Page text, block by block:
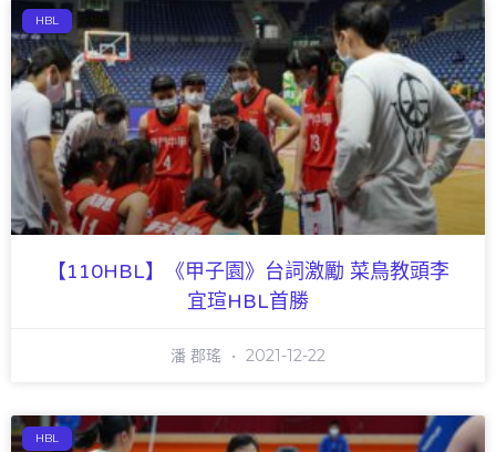
HBL
【110HBL】《甲子園》台詞激勵 菜鳥教頭李
宜瑄HBL首勝
潘 郡瑤 2021-12-22
HBL